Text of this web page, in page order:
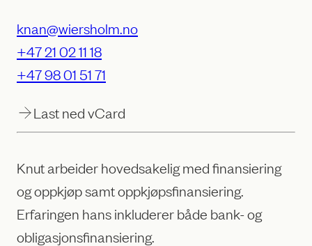
knan@wiersholm.no
+47 21 02 11 18
+47 98 01 51 71
Last ned vCard
Knut arbeider hovedsakelig med finansiering
og oppkjøp samt oppkjøpsfinansiering.
Erfaringen hans inkluderer både bank- og
obligasjonsfinansiering.